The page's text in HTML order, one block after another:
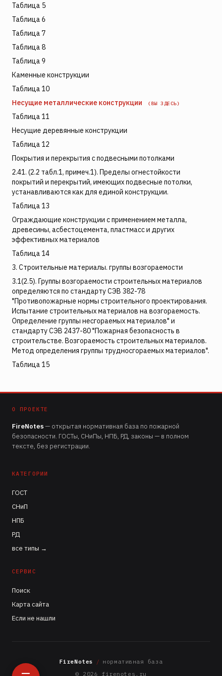
Таблица 5
Таблица 6
Таблица 7
Таблица 8
Таблица 9
Каменные конструкции
Таблица 10
Несущие металлические конструкции
(ВЫ ЗДЕСЬ)
Таблица 11
Несущие деревянные конструкции
Таблица 12
Покрытия и перекрытия с подвесными потолками
2.41. (2.2 табл.1, примеч.1). Пределы огнестойкости
покрытий и перекрытий, имеющих подвесные потолки,
устанавливаются как для единой конструкции.
Таблица 13
Ограждающие конструкции с применением металла,
древесины, асбестоцемента, пластмасс и других
эффективных материалов
Таблица 14
3. Строительные материалы. группы возгораемости
3.1(2.5). Группы возгораемости строительных материалов
определяются по стандарту СЭВ 382-78
"Противопожарные нормы строительного проектирования.
Испытание строительных материалов на возгораемость.
Определение группы несгораемых материалов" и
стандарту СЭВ 2437-80 "Пожарная безопасность в
строительстве. Возгораемость строительных материалов.
Метод определения группы трудносгораемых материалов".
Таблица 15
О ПРОЕКТЕ
FireNotes— открытая нормативная база по пожарной
безопасности. ГОСТы, СНиПы, НПБ, РД, законы — в полном
тексте, без регистрации.
КАТЕГОРИИ
ГОСТ
СНиП
НПБ
РД
все типы →
СЕРВИС
Поиск
Карта сайта
Если не нашли
FireNotes / нормативная база
© 2026 firenotes.ru